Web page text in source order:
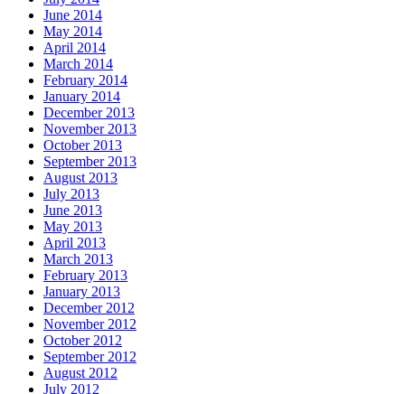
June 2014
May 2014
April 2014
March 2014
February 2014
January 2014
December 2013
November 2013
October 2013
September 2013
August 2013
July 2013
June 2013
May 2013
April 2013
March 2013
February 2013
January 2013
December 2012
November 2012
October 2012
September 2012
August 2012
July 2012